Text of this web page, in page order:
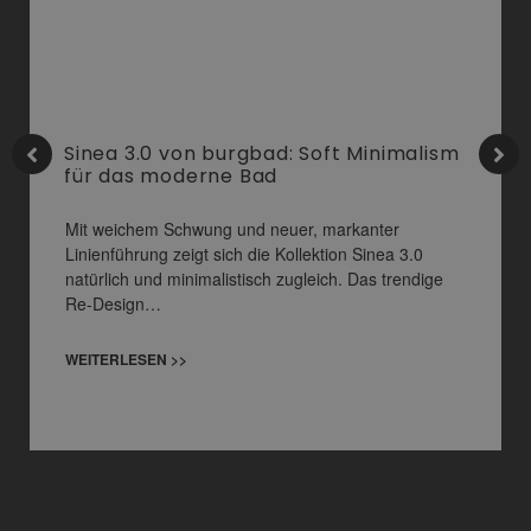
Sinea 3.0 von burgbad: Soft Minimalism
für das moderne Bad
Mit weichem Schwung und neuer, markanter
Linienführung zeigt sich die Kollektion Sinea 3.0
natürlich und minimalistisch zugleich. Das trendige
Re-Design…
WEITERLESEN >>